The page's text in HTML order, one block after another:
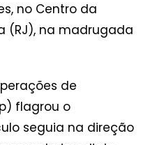
no Centro da
(RJ), na madrugada
de
flagrou o
seguia na direção